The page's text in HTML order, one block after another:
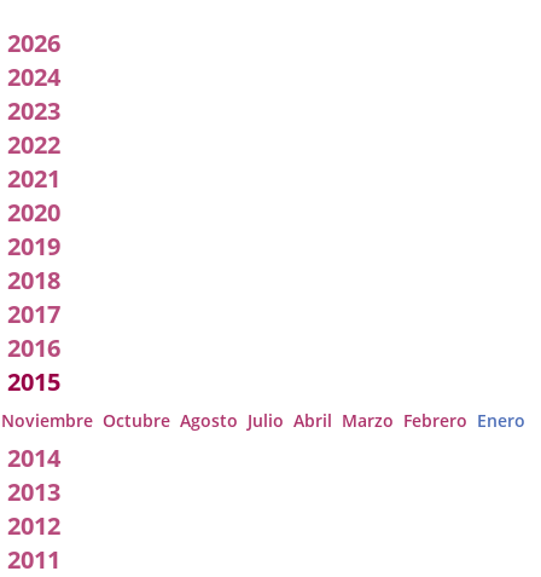
2026
2024
2023
2022
2021
2020
2019
2018
2017
2016
2015
Noviembre Octubre Agosto Julio Abril Marzo Febrero Enero
2014
2013
2012
2011